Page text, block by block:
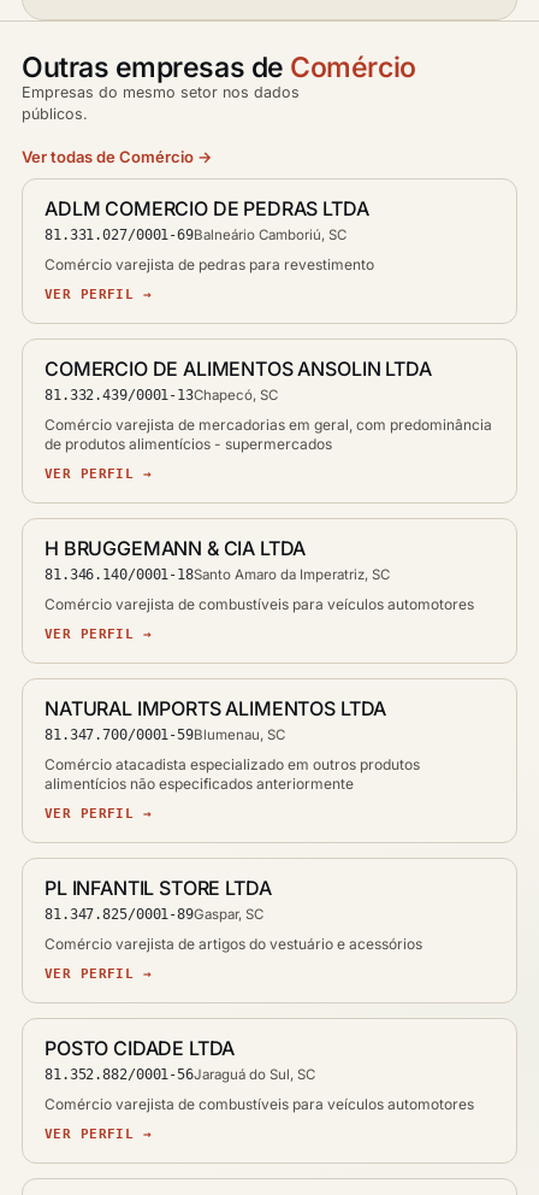
Outras empresas de Comércio
Empresas do mesmo setor nos dados
públicos.
Ver todas de Comércio →
ADLM COMERCIO DE PEDRAS LTDA
81.331.027/0001-69Balneário Camboriú, SC
Comércio varejista de pedras para revestimento
VER PERFIL →
COMERCIO DE ALIMENTOS ANSOLIN LTDA
81.332.439/0001-13Chapecó, SC
Comércio varejista de mercadorias em geral, com predominância
de produtos alimentícios - supermercados
VER PERFIL →
H BRUGGEMANN & CIA LTDA
81.346.140/0001-18Santo Amaro da Imperatriz, SC
Comércio varejista de combustíveis para veículos automotores
VER PERFIL →
NATURAL IMPORTS ALIMENTOS LTDA
81.347.700/0001-59Blumenau, SC
Comércio atacadista especializado em outros produtos
alimentícios não especificados anteriormente
VER PERFIL →
PL INFANTIL STORE LTDA
81.347.825/0001-89Gaspar, SC
Comércio varejista de artigos do vestuário e acessórios
VER PERFIL →
POSTO CIDADE LTDA
81.352.882/0001-56Jaraguá do Sul, SC
Comércio varejista de combustíveis para veículos automotores
VER PERFIL →